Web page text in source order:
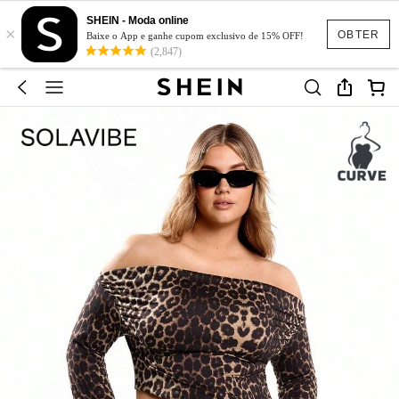
OBTER
×
SHEIN - Moda online
Baixe o App e ganhe cupom exclusivo de 15% OFF!
(2,847)